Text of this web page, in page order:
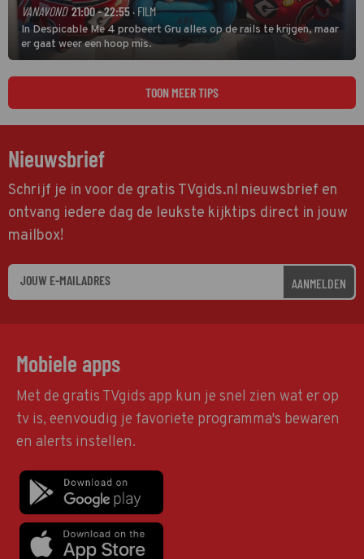
VANAVOND 21:00 - 22:55 · FILM
In Despicable Me 4 probeert Gru alles op de rails te krijgen, maar
er gaat weer een hoop mis.
TOON MEER TIPS
Nieuwsbrief
Schrijf je in voor de gratis TVgids.nl nieuwsbrief en
ontvang iedere dag de leukste kijktips direct in jouw
mailbox!
AANMELDEN
Mobiele apps
Met de gratis TVgids app kun je snel zien wat er op
tv is, eenvoudig je favoriete programma's bewaren
en alerts instellen.